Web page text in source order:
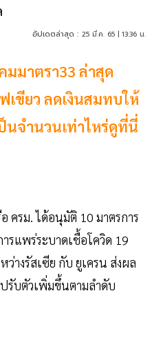
อัปเดตล่าสุด : 25 มี.ค. 65 | 13:36 น.
มมาตรา33 ล่าสุด
เขียว ลดเงินสมทบให้
นจำนวนเท่าไหร่ดูที่นี่
รม. ได้อนุมัติ 10 มาตรการ
รแพร่ระบาดเชื้อโควิด 19
างรัสเซีย กับ ยูเครน ส่งผล
รับตัวเพิ่มขึ้นตามลำดับ